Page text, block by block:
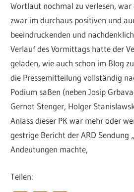
Wortlaut nochmal zu verlesen, war
zwar im durchaus positiven und
beeindruckenden und
Verlauf des Vormittags hatte der
geladen, wie auch schon im Blog
die Pressemitteilung vollständig
Podium saßen (neben Josip
Gernot Stenger, Holger
Anlass dieser PK war mehr oder
gestrige Bericht der ARD Sendung
Andeutungen machte,
Teilen: